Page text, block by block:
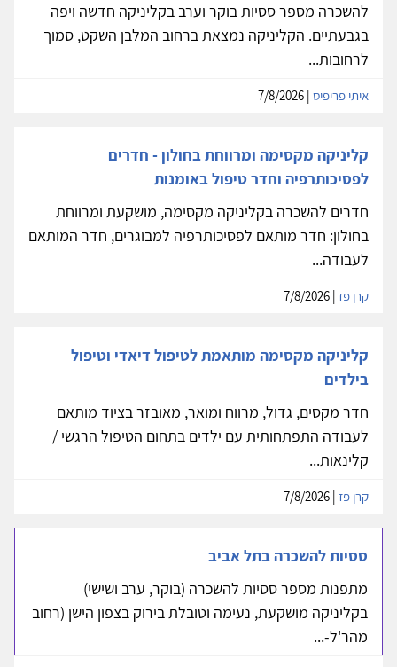
להשכרה מספר ססיות בוקר וערב בקליניקה חדשה ויפה
בגבעתיים. הקליניקה נמצאת ברחוב המלבן השקט, סמוך
לרחובות...
איתי פריפיס
קליניקה מקסימה ומרווחת בחולון - חדרים
לפסיכותרפיה וחדר טיפול באומנות
חדרים להשכרה בקליניקה מקסימה, מושקעת ומרווחת
בחולון: חדר מותאם לפסיכותרפיה למבוגרים, חדר המותאם
לעבודה...
קרן פז
קליניקה מקסימה מותאמת לטיפול דיאדי וטיפול
בילדים
חדר מקסים, גדול, מרווח ומואר, מאובזר בציוד מותאם
לעבודה התפתחותית עם ילדים בתחום הטיפול הרגשי /
קלינאות...
קרן פז
ססיות להשכרה בתל אביב
מתפנות מספר ססיות להשכרה (בוקר, ערב ושישי)
בקליניקה מושקעת, נעימה וטובלת בירוק בצפון הישן (רחוב
מהר'ל-...